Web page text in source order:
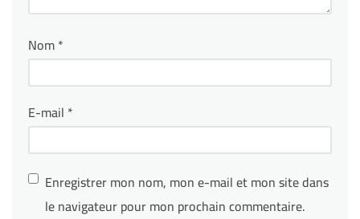
Nom*
E-mail *
Enregistrer mon nom, mon e-mail et mon site dans
le navigateur pour mon prochain commentaire.